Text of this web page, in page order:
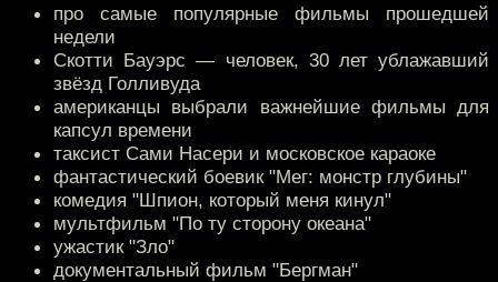
про самые популярные фильмы прошедшей
недели
Скотти Бауэрс — человек, 30 лет ублажавший
звёзд Голливуда
американцы выбрали важнейшие фильмы для
капсул времени
таксист Сами Насери и московское караоке
фантастический боевик "Мег: монстр глубины"
комедия "Шпион, который меня кинул"
мультфильм "По ту сторону океана"
ужастик "Зло"
документальный фильм "Бергман"